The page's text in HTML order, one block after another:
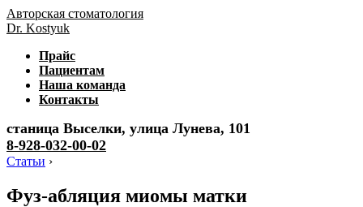
Авторская стоматология
Dr. Kostyuk
Прайс
Пациентам
Наша команда
Контакты
станица Выселки, улица Лунева, 101
8-928-032-00-02
Статьи ›
Фуз-абляция миомы матки